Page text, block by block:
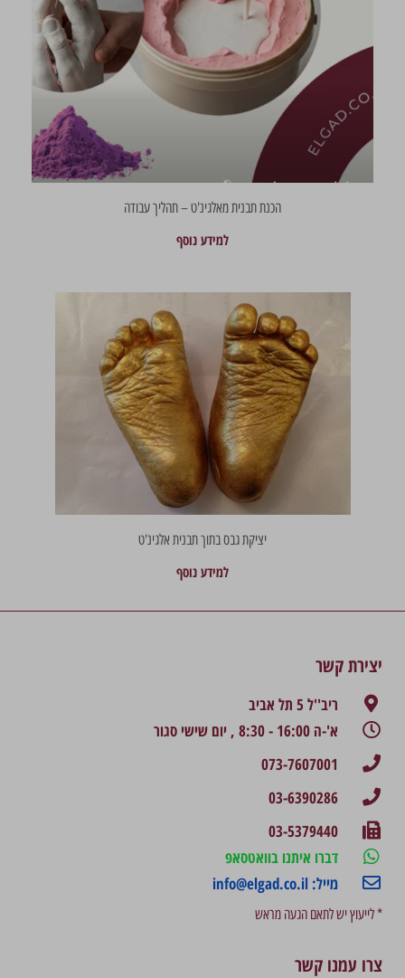
הכנת תבנית מאלגינ'ט – תהליך עבודה
למידע נוסף
יציקת גבס בתוך תבנית אלגינ'ט
למידע נוסף
יצירת קשר
ריב''ל 5 תל אביב
א'-ה 16:00 - 8:30 , יום שישי סגור
073-7607001
03-6390286
03-5379440
דברו איתנו בוואטסאפ
מייל: info@elgad.co.il
* לייעוץ יש לתאם הגעה מראש
צרו עמנו קשר